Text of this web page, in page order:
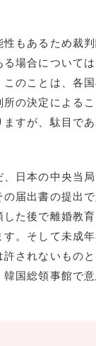
もあるため裁
場合について
のことは、各
の決定による
すが、駄目で
日本の中央当
届出書の提出
た後で離婚教
。そして未成
されないもの
国総領事館で